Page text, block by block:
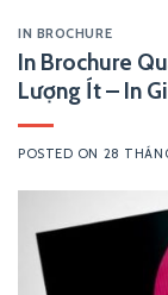
IN BROCHURE
In Brochure
Lượng Ít – In
POSTED ON 28